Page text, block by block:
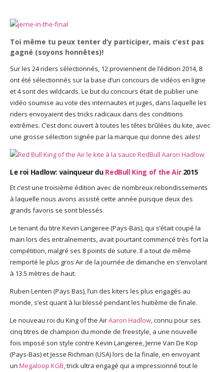
Toi même tu peux tenter d’y participer, mais c’est pas
gagné (soyons honnêtes)!
Sur les 24 riders sélectionnés, 12 proviennent de l’édition 2014, 8
ont été sélectionnés sur la base d’un concours de vidéos en ligne
et 4 sont des wildcards. Le but du concours était de publier une
vidéo soumise au vote des internautes et juges, dans laquelle les
riders envoyaient des tricks radicaux dans des conditions
extrêmes. C’est donc ouvert à toutes les têtes brûlées du kite, avec
une grosse sélection signée par la marque qui donne des ailes!
Le roi Hadlow: vainqueur du RedBull King of the Air2015
Et c’est une troisième édition avec de nombreux rebondissements
à laquelle nous avons assisté cette année puisque deux des
grands favoris se sont blessés.
Le tenant du titre Kevin Langeree (Pays-Bas), qui s’était coupé la
main lors des entraînements, avait pourtant commencé très fort la
compétition, malgré ses 8 points de suture. Il a tout de même
remporté le plus gros Air de la journée de dimanche en s’envolant
à 13.5 mètres de haut.
Ruben Lenten (Pays Bas), l’un des kiters les plus engagés au
monde, s’est quant à lui blessé pendant les huitième de finale.
Le nouveau roi du King of the AirAaron Hadlow, connu pour ses
cinq titres de champion du monde de freestyle, a une nouvelle
fois imposé son style contre Kevin Langeree, Jerrie Van De Kop
(Pays-Bas) et Jesse Richman (USA) lors de la finale, en envoyant
un Megaloop KGB, trick ultra engagé qui a impressionné tout le